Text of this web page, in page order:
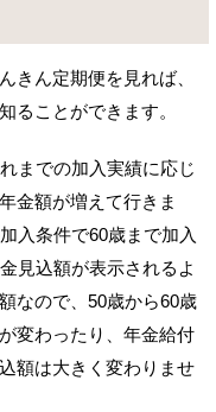
きん定期便を見れば、
ることができます。
までの加入実績に応じ
金額が増えて行きま
入条件で60歳まで加入
見込額が表示されるよ
なので、50歳から60歳
変わったり、年金給付
額は大きく変わりませ